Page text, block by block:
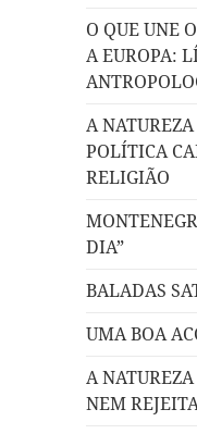
O QUE UNE
A EUROPA:
A
POLÍTICA
RELIGIÃO
DIA”
BALADAS
UMA BOA
A
NEM